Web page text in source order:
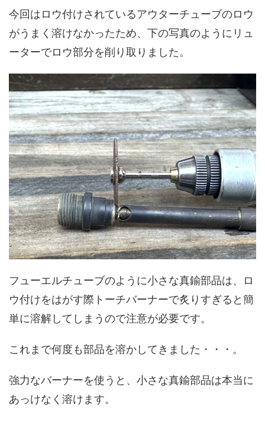
今回はロウ付けされているアウターチューブのロウ
がうまく溶けなかったため、下の写真のようにリュ
ーターでロウ部分を削り取りました。
フューエルチューブのように小さな真鍮部品は、ロ
ウ付けをはがす際トーチバーナーで炙りすぎると簡
単に溶解してしまうので注意が必要です。
これまで何度も部品を溶かしてきました・・・。
強力なバーナーを使うと、小さな真鍮部品は本当に
あっけなく溶けます。